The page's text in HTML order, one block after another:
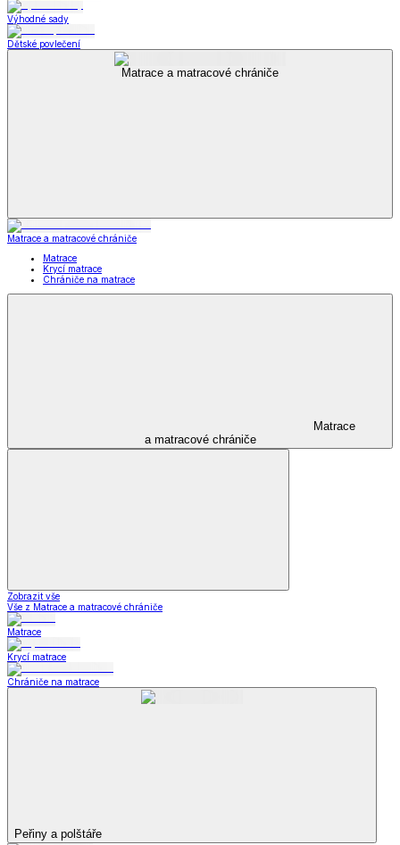
Výhodné sady
Dětské povlečení
Matrace a matracové chrániče
Matrace a matracové chrániče
Matrace
Krycí matrace
Chrániče na matrace
Matrace
a matracové chrániče
Zobrazit vše
Vše z Matrace a matracové chrániče
Matrace
Krycí matrace
Chrániče na matrace
Peřiny a polštáře